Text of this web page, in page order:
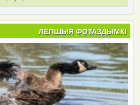
ЛЕПШЫЯ ФОТАЗДЫМКІ